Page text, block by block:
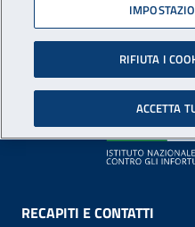
Footer
RECAPITI E CONTATTI
RIFIUTA I
ACCETTA